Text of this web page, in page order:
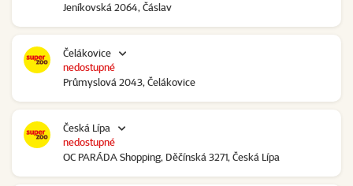
Jeníkovská 2064, Čáslav
Čelákovice
Průmyslová 2043, Čelákovice
nedostupné
Česká Lípa
OC PARÁDA Shopping, Děčínská 3271, Česká Lípa
nedostupné